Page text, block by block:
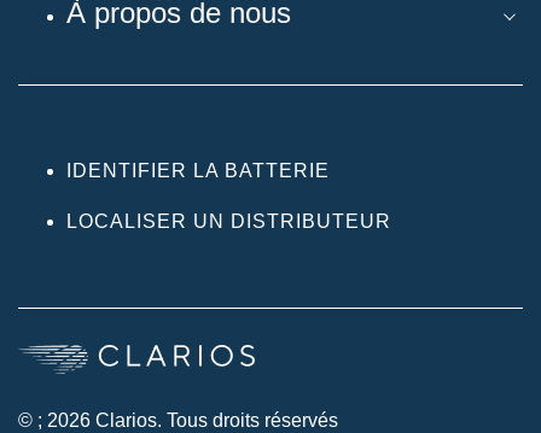
À propos de nous
IDENTIFIER LA BATTERIE
LOCALISER UN DISTRIBUTEUR
© ; 2026 Clarios. Tous droits réservés